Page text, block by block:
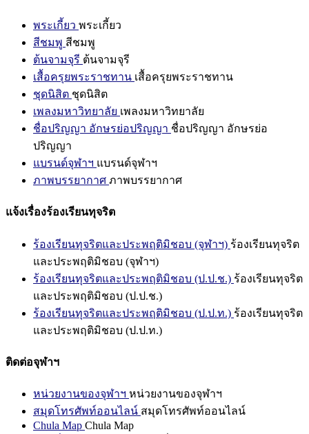
พระเกี้ยว พระเกี้ยว
สีชมพู สีชมพู
ต้นจามจุรี ต้นจามจุรี
เสื้อครุยพระราชทาน เสื้อครุยพระราชทาน
ชุดนิสิต ชุดนิสิต
เพลงมหาวิทยาลัย เพลงมหาวิทยาลัย
ชื่อปริญญา อักษรย่อปริญญา ชื่อปริญญา อักษรย่อ
ปริญญา
แบรนด์จุฬาฯ แบรนด์จุฬาฯ
ภาพบรรยากาศ ภาพบรรยากาศ
แจ้งเรื่องร้องเรียนทุจริต
ร้องเรียนทุจริตและประพฤติมิชอบ (จุฬาฯ) ร้องเรียนทุจริต
และประพฤติมิชอบ (จุฬาฯ)
ร้องเรียนทุจริตและประพฤติมิชอบ (ป.ป.ช.) ร้องเรียนทุจริต
และประพฤติมิชอบ (ป.ป.ช.)
ร้องเรียนทุจริตและประพฤติมิชอบ (ป.ป.ท.) ร้องเรียนทุจริต
และประพฤติมิชอบ (ป.ป.ท.)
ติดต่อจุฬาฯ
หน่วยงานของจุฬาฯ หน่วยงานของจุฬาฯ
สมุดโทรศัพท์ออนไลน์ สมุดโทรศัพท์ออนไลน์
Chula Map Chula Map